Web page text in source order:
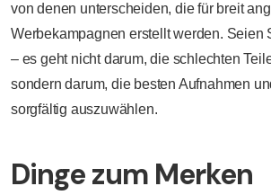
von denen unterscheiden, die für breit
Werbekampagnen erstellt werden. Seien
– es geht nicht darum, die schlechten
sondern darum, die besten Aufnahmen
sorgfältig auszuwählen.
Dinge zum Merken